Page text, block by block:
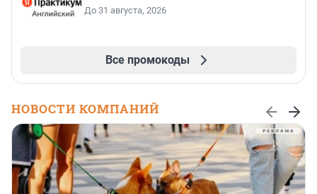
До 31 августа, 2026
Все промокоды
НОВОСТИ КОМПАНИЙ